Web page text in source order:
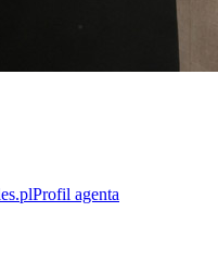
Profil agenta